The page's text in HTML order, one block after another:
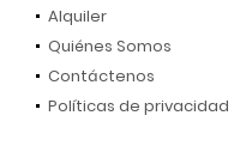
Alquiler
Quiénes Somos
Contáctenos
Políticas de privacidad